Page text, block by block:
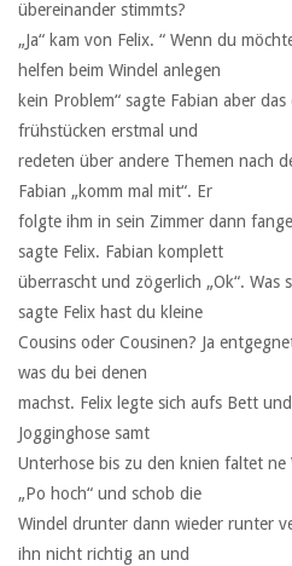
übereinander stimmts?
„Ja“ kam von Felix. “ Wenn du
helfen beim Windel anlegen
kein Problem“ sagte Fabian aber
frühstücken erstmal und
redeten über andere Themen nach
Fabian „komm mal mit“. Er
folgte ihm in sein Zimmer dann
sagte Felix. Fabian komplett
überrascht und zögerlich „Ok“. Was
sagte Felix hast du kleine
Cousins oder Cousinen? Ja
was du bei denen
machst. Felix legte sich aufs Bett
Jogginghose samt
Unterhose bis zu den knien faltet ne
„Po hoch“ und schob die
Windel drunter dann wieder runter
ihn nicht richtig an und